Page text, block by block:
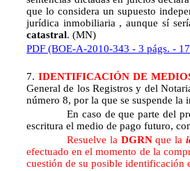
que lo considera un supuesto
jurídica inmobiliaria , aunque sí
catastral. (MN)
PDF (BOE-A-2010-343 - 3 págs. -
7. IDENTIFICACIÓN DE
General de los Registros y del
número 8, por la que se suspende
En caso de que parte del precio
escritura el medio de pago futuro,
Resuelve la DGRNque la
efectuado en el momento de la
cuestión de su posible identificación